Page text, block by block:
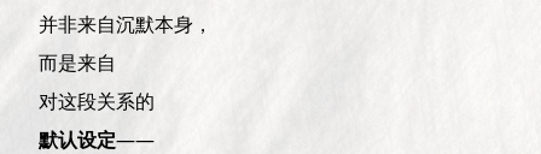
并非来自沉默本身，
而是来自
对这段关系的
默认设定——